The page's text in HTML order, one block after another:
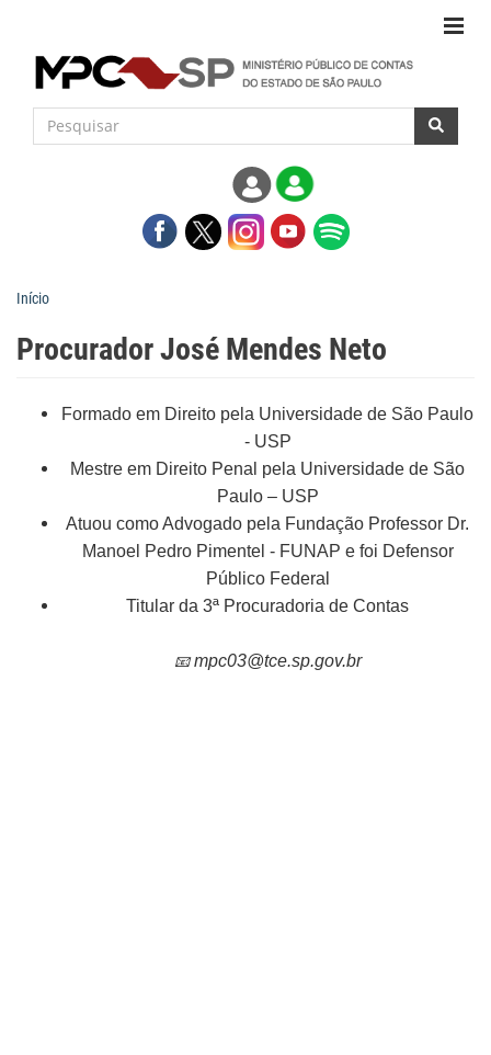
Início
Procurador José Mendes Neto
Formado em Direito pela Universidade de São Paulo
- USP
Mestre em Direito Penal pela Universidade de São
Paulo – USP
Atuou como Advogado pela Fundação Professor Dr.
Manoel Pedro Pimentel - FUNAP e foi Defensor
Público Federal
Titular da 3ª Procuradoria de Contas
📧mpc03@tce.sp.gov.br